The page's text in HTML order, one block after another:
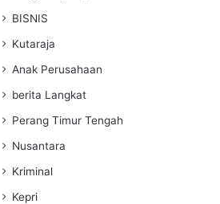
BISNIS
Kutaraja
Anak Perusahaan
berita Langkat
Perang Timur Tengah
Nusantara
Kriminal
Kepri